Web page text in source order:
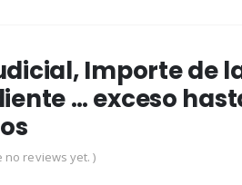
Importe de
… exceso
no reviews yet. )